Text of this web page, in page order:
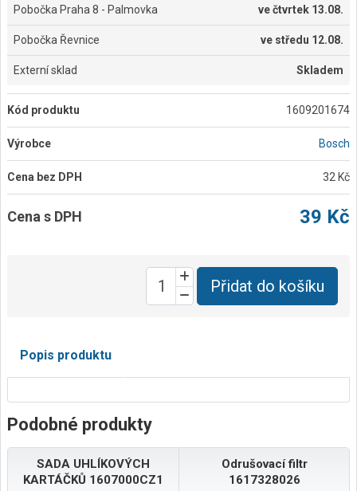
Pobočka Praha 8 - Palmovka večtvrtek 13.08.
Pobočka Řevnice ve středu 12.08.
Externí sklad Skladem
Kód produktu 1609201674
Výrobce Bosch
Cena bez DPH 32 Kč
Cena s DPH 39 Kč
Přidat do košíku
Popis produktu
Podobné produkty
SADA UHLÍKOVÝCH
KARTÁČKŮ 1607000CZ1
Odrušovací filtr
1617328026